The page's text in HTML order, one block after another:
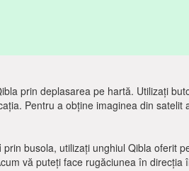
prin deplasarea pe hartă. Utilizați
Pentru a obține imaginea din
prin busola, utilizați unghiul Qibla oferit
vă puteți face rugăciunea în direcția